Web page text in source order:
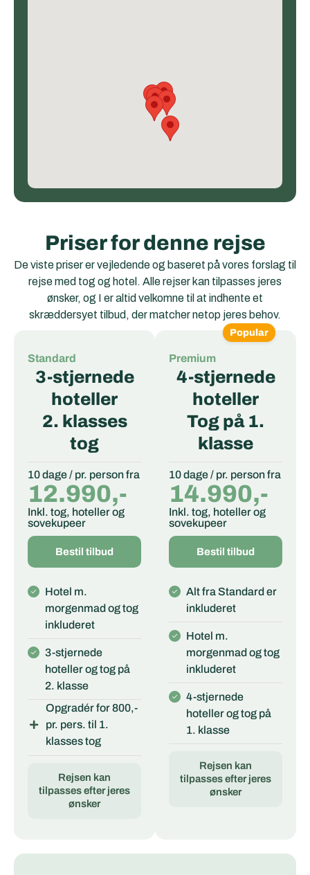
Priser for denne rejse
De viste priser er vejledende og baseret på vores forslag til
rejse med tog og hotel. Alle rejser kan tilpasses jeres
ønsker, og I er altid velkomne til at indhente et
skræddersyet tilbud, der matcher netop jeres behov.
Standard
3-stjernede
hoteller
2. klasses
tog
10 dage / pr. person fra
12.990,-
Inkl. tog, hoteller og
sovekupeer
Bestil tilbud
Hotel m.
morgenmad og tog
inkluderet
3-stjernede
hoteller og tog på
2. klasse
Opgradér for 800,-
pr. pers. til 1.
klasses tog
Rejsen kan
tilpasses efter jeres
ønsker
Premium
4-stjernede
hoteller
Tog på 1.
klasse
10 dage / pr. person fra
14.990,-
Inkl. tog, hoteller og
sovekupeer
Bestil tilbud
Alt fra Standard er
inkluderet
Hotel m.
morgenmad og tog
inkluderet
4-stjernede
hoteller og tog på
1. klasse
Rejsen kan
tilpasses efter jeres
ønsker
Popular